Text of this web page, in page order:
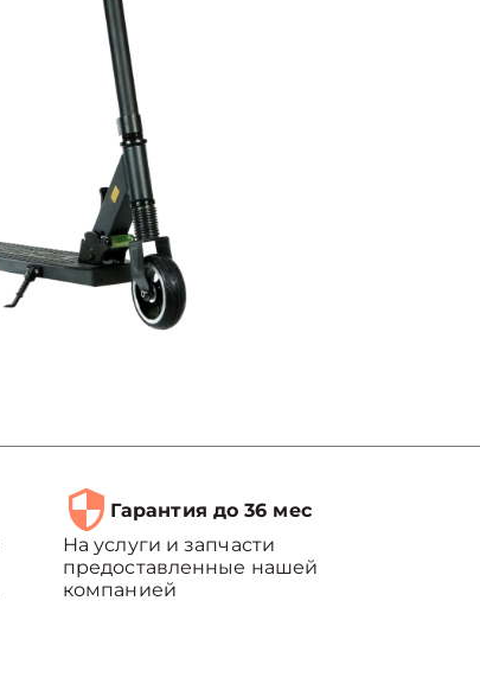
Гарантия до 36 мес
На услуги и запчасти
предоставленные нашей
компанией